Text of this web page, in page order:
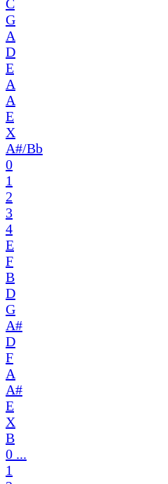
C
G
A
D
E
A
A
E
X
A#/Bb
0
1
2
3
4
E
F
B
D
G
A#
D
F
A
A#
E
X
B
0 ...
1